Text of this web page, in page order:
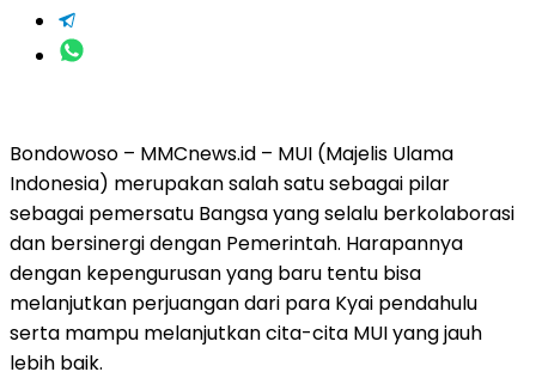
Bondowoso – MMCnews.id – MUI (Majelis Ulama
Indonesia) merupakan salah satu sebagai pilar
sebagai pemersatu Bangsa yang selalu berkolaborasi
dan bersinergi dengan Pemerintah. Harapannya
dengan kepengurusan yang baru tentu bisa
melanjutkan perjuangan dari para Kyai pendahulu
serta mampu melanjutkan cita-cita MUI yang jauh
lebih baik.